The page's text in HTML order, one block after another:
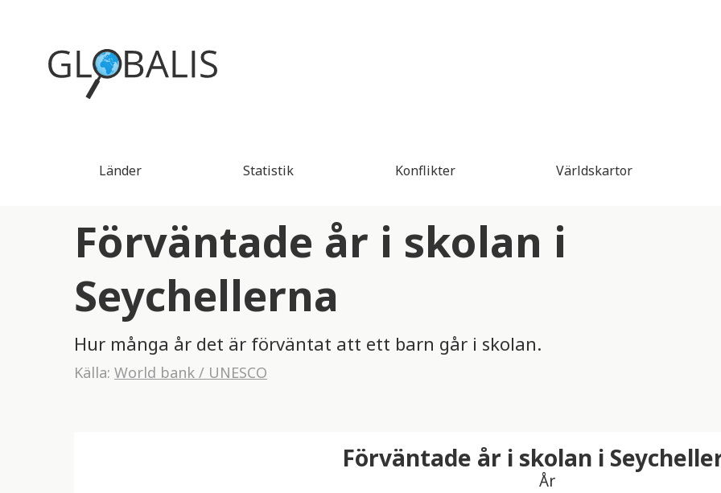
Länder Statistik Konflikter Världskartor
Förväntade år i skolan i
Seychellerna
Hur många år det är förväntat att ett barn går i skolan.
Källa: World bank / UNESCO
Förväntade år i skolan i
År